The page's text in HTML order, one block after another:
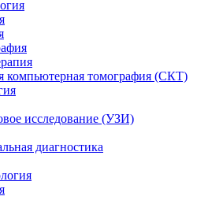
компьютерная томография (СКТ)
исследование (УЗИ)
диагностика